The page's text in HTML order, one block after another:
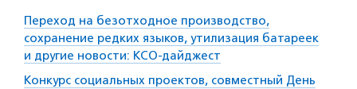
Переход на безотходное производство,
сохранение редких языков, утилизация батареек
и другие новости: КСО-дайджест
Конкурс социальных проектов, совместный День